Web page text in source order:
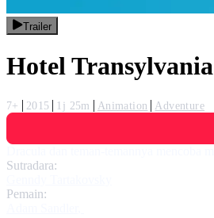
Trailer
Hotel
7+ 2015 1j 25m Animation
Adventure
Sutradara:
Pemain: